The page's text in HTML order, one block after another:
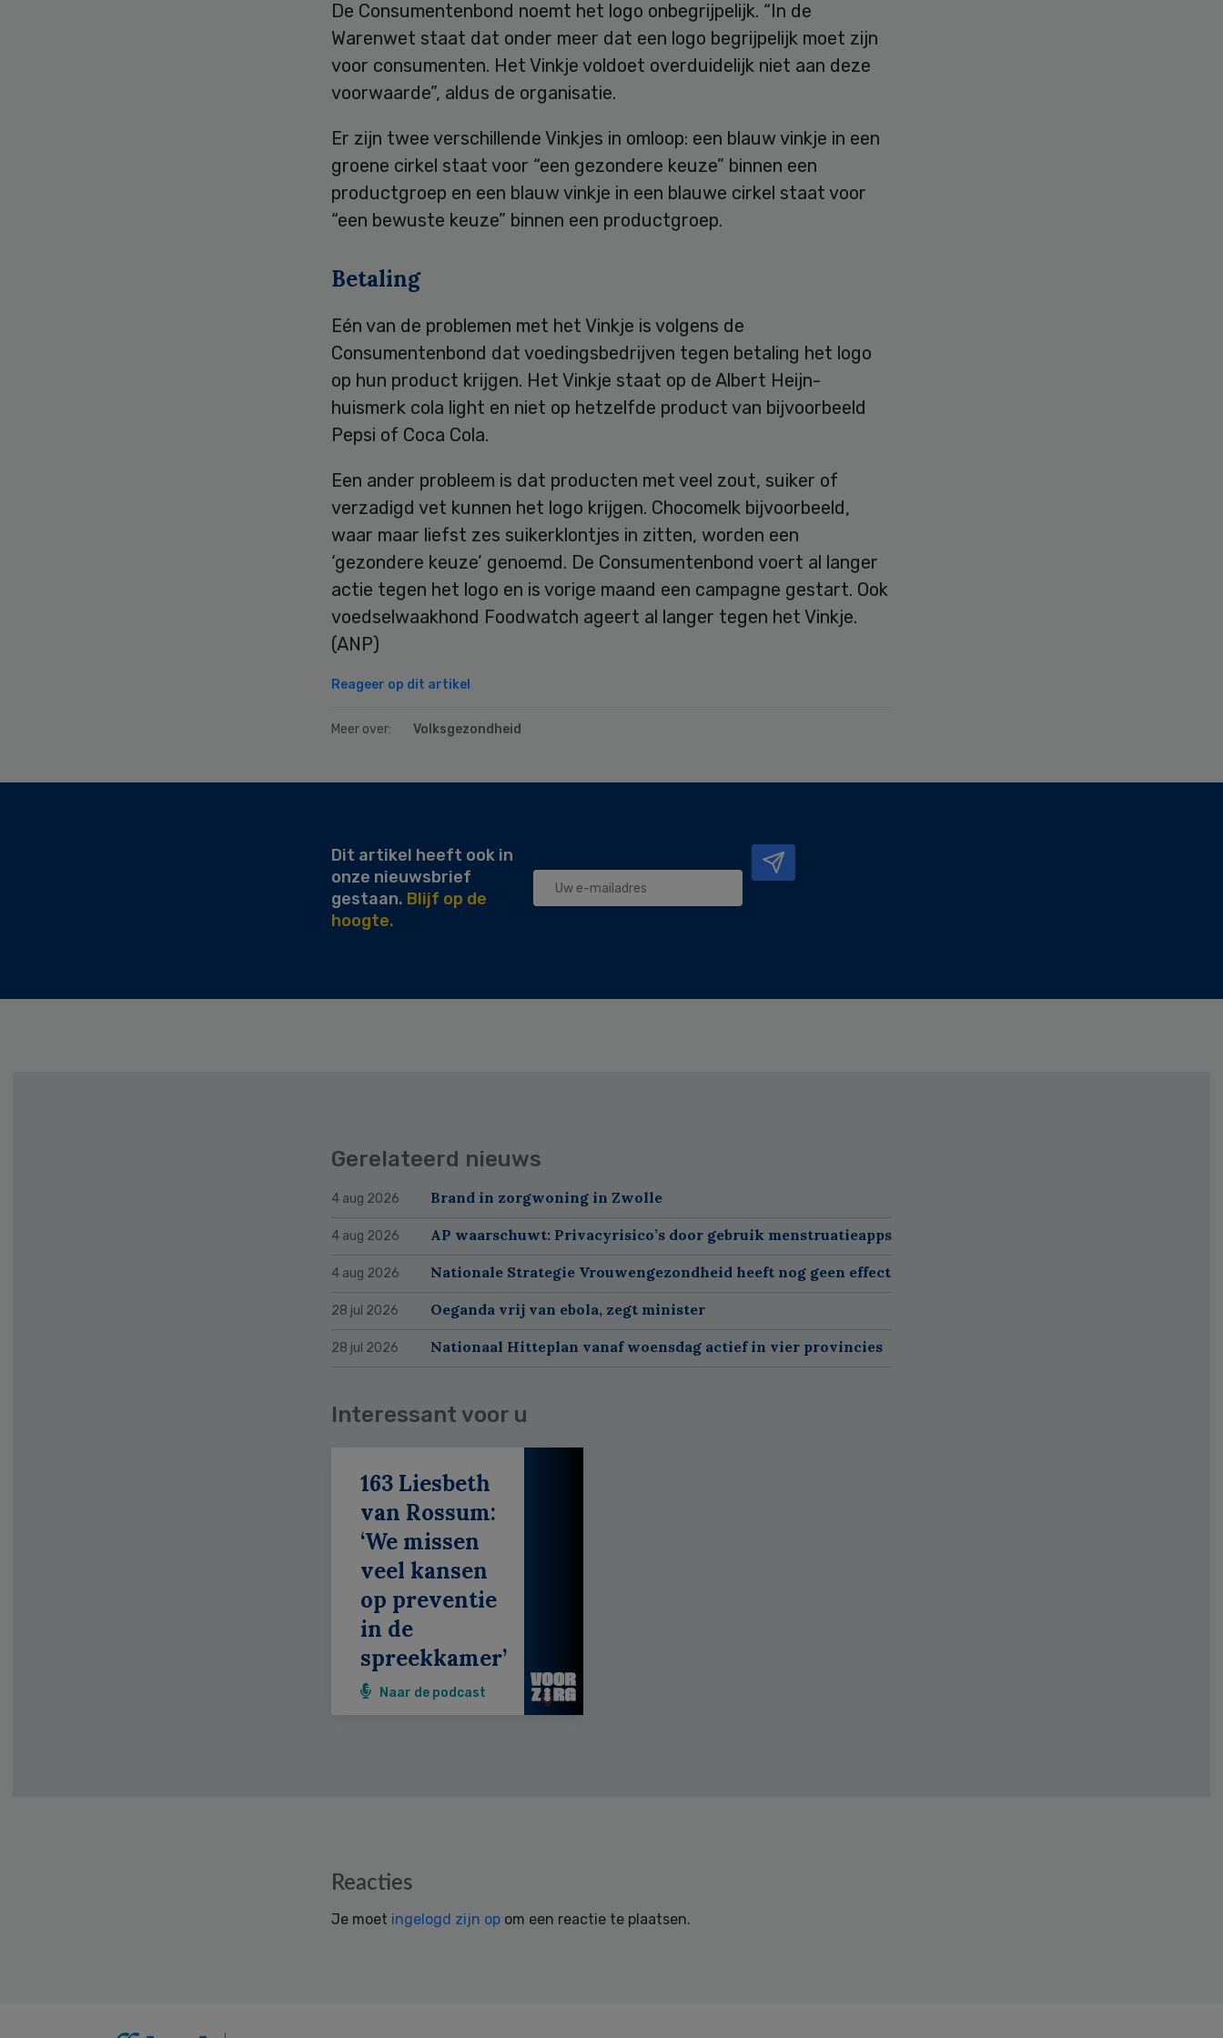
De Consumentenbond noemt het logo onbegrijpelijk. “In de
Warenwet staat dat onder meer dat een logo begrijpelijk moet zijn
voor consumenten. Het Vinkje voldoet overduidelijk niet aan deze
voorwaarde”, aldus de organisatie.
Er zijn twee verschillende Vinkjes in omloop: een blauw vinkje in een
groene cirkel staat voor “een gezondere keuze” binnen een
productgroep en een blauw vinkje in een blauwe cirkel staat voor
“een bewuste keuze” binnen een productgroep.
Betaling
Eén van de problemen met het Vinkje is volgens de
Consumentenbond dat voedingsbedrijven tegen betaling het logo
op hun product krijgen. Het Vinkje staat op de Albert Heijn-
huismerk cola light en niet op hetzelfde product van bijvoorbeeld
Pepsi of Coca Cola.
Een ander probleem is dat producten met veel zout, suiker of
verzadigd vet kunnen het logo krijgen. Chocomelk bijvoorbeeld,
waar maar liefst zes suikerklontjes in zitten, worden een
‘gezondere keuze’ genoemd. De Consumentenbond voert al langer
actie tegen het logo en is vorige maand een campagne gestart. Ook
voedselwaakhond Foodwatch ageert al langer tegen het Vinkje.
(ANP)
Reageer op dit artikel
Meer over: Volksgezondheid
Dit artikel heeft ook in
onze nieuwsbrief
gestaan. Blijf op de
hoogte.
Gerelateerd nieuws
4 aug 2026 Brand in zorgwoning in Zwolle
4 aug 2026 AP waarschuwt: Privacyrisico’s door gebruik menstruatieapps
4 aug 2026 Nationale Strategie Vrouwengezondheid heeft nog geen effect
28 jul 2026 Oeganda vrij van ebola, zegt minister
28 jul 2026 Nationaal Hitteplan vanaf woensdag actief in vier provincies
Interessant voor u
163 Liesbeth
van Rossum:
‘We missen
veel kansen
op preventie
in de
spreekkamer’
Naar de podcast
Reacties
Je moet ingelogd zijn op om een reactie te plaatsen.